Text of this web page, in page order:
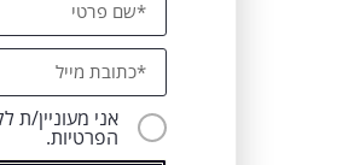
אני מעוניין/ת
הפרטיות.